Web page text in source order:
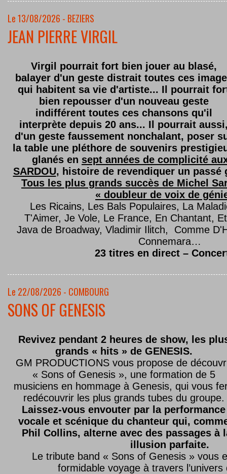
Le 13/08/2026 - BEZIERS
JEAN PIERRE VIRGIL
Virgil pourrait fort bien jouer au blasé,
balayer d'un geste distrait toutes ces
qui habitent sa vie d'artiste... Il pourrait
bien repousser d'un nouveau geste
indifférent toutes ces chansons qu'il
interprète depuis 20 ans... Il pourrait
d'un geste faussement nonchalant, poser
la table une pléthore de souvenirs
glanés en sept années de complicité
SARDOU, histoire de revendiquer un passé
Tous les plus grands succès de Michel
« doubleur de voix de
Les Ricains, Les Bals Populaires, La
T'Aimer, Je Vole, Le France, En Chantant,
Java de Broadway, Vladimir Ilitch, Comme
Connemara…
23 titres en direct –
Le 22/08/2026 - COMBOURG
SONS OF GENESIS
Revivez pendant 2 heures de show, les
grands « hits » de GENESIS.
GM PRODUCTIONS vous propose de
« Sons of Genesis », une formation de 5
musiciens en hommage à Genesis, qui vous
redécouvrir les plus grands tubes du groupe.
Laissez-vous envouter par la performance
vocale et scénique du chanteur qui,
Phil Collins, alterne avec des passages à
illusion parfaite.
Le tribute band « Sons of Genesis » vous
formidable voyage à travers l’univers